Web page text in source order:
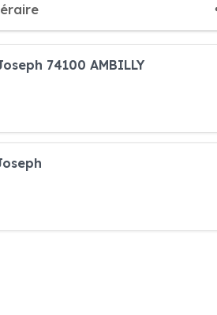
74100 AMBILLY